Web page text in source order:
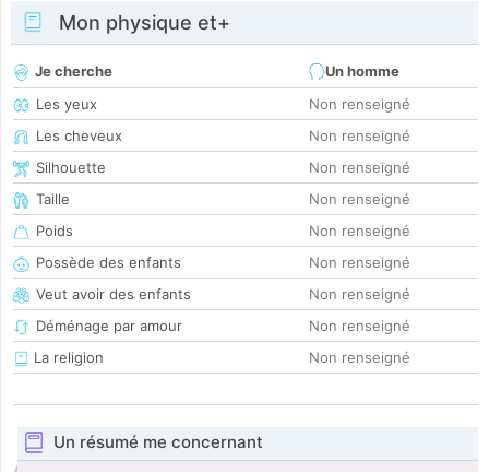
Mon physique et+
Je cherche
Un homme
Les yeux
Non renseigné
Les cheveux
Non renseigné
Silhouette
Non renseigné
Taille
Non renseigné
Poids
Non renseigné
Possède des enfants
Non renseigné
Veut avoir des enfants
Non renseigné
Déménage par amour
Non renseigné
La religion
Non renseigné
Un résumé me concernant